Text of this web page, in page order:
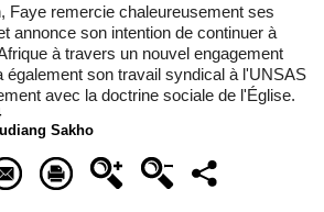
Faye remercie chaleureusement ses
annonce son intention de continuer à
à travers un nouvel engagement
également son travail syndical à l'UNSAS
avec la doctrine sociale de l'Église.
Sakho